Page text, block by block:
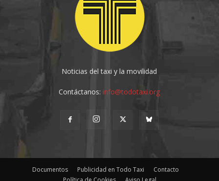
Noticias del taxi y la movilidad
Contáctanos:info@todotaxi.org
Documentos Publicidad en Todo Taxi
Contacto